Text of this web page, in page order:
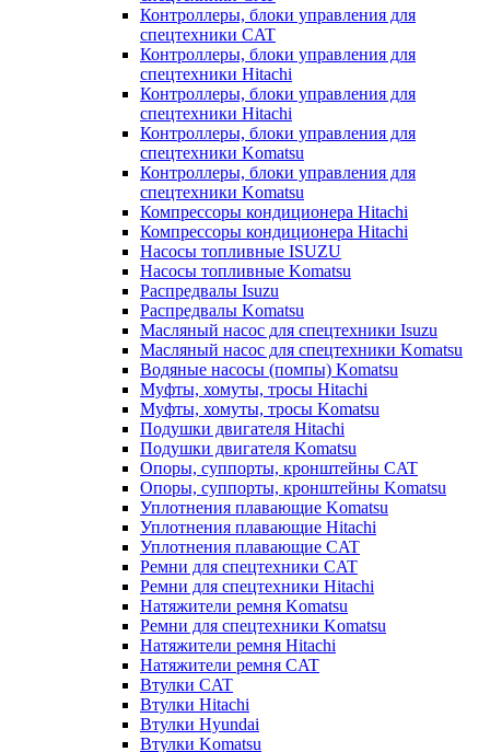
Контроллеры, блоки управления для
спецтехники CAT
Контроллеры, блоки управления для
спецтехники Hitachi
Контроллеры, блоки управления для
спецтехники Hitachi
Контроллеры, блоки управления для
спецтехники Komatsu
Контроллеры, блоки управления для
спецтехники Komatsu
Компрессоры кондиционера Hitachi
Компрессоры кондиционера Hitachi
Насосы топливные ISUZU
Насосы топливные Komatsu
Распредвалы Isuzu
Распредвалы Komatsu
Масляный насос для спецтехники Isuzu
Масляный насос для спецтехники Komatsu
Водяные насосы (помпы) Komatsu
Муфты, хомуты, тросы Hitachi
Муфты, хомуты, тросы Komatsu
Подушки двигателя Hitachi
Подушки двигателя Komatsu
Опоры, суппорты, кронштейны CAT
Опоры, суппорты, кронштейны Komatsu
Уплотнения плавающие Komatsu
Уплотнения плавающие Hitachi
Уплотнения плавающие CAT
Ремни для спецтехники CAT
Ремни для спецтехники Hitachi
Натяжители ремня Komatsu
Ремни для спецтехники Komatsu
Натяжители ремня Hitachi
Натяжители ремня CAT
Втулки CAT
Втулки Hitachi
Втулки Hyundai
Втулки Komatsu